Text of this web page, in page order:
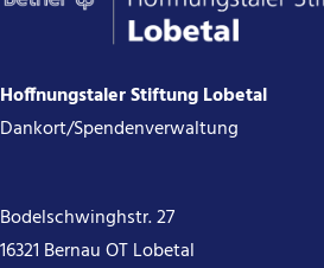
Hoffnungstaler Stiftung Lobetal
Dankort/Spendenverwaltung
Bodelschwinghstr. 27
16321 Bernau OT Lobetal